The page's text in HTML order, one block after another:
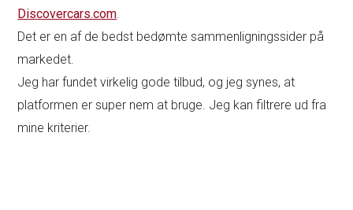
Discovercars.com.
Det er en af de bedst bedømte sammenligningssider på
markedet.
Jeg har fundet virkelig gode tilbud, og jeg synes, at
platformen er super nem at bruge. Jeg kan filtrere ud fra
mine kriterier.